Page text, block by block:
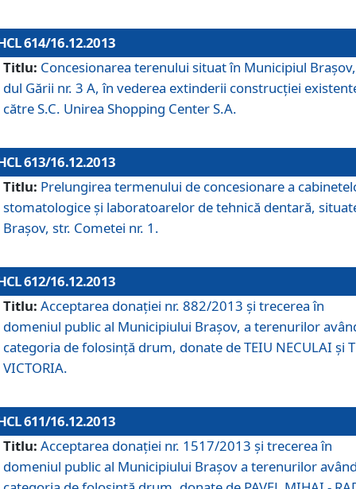
614/16.12.2013
Titlu: Concesionarea terenului situat în Municipiul
dul Gării nr. 3 A, în vederea extinderii construcţiei
către S.C. Unirea Shopping Center S.A.
613/16.12.2013
Titlu: Prelungirea termenului de concesionare a
stomatologice şi laboratoarelor de tehnică dentară,
Braşov, str. Cometei nr. 1.
612/16.12.2013
Titlu: Acceptarea donaţiei nr. 882/2013 şi trecerea în
domeniul public al Municipiului Braşov, a terenurilor
categoria de folosinţă drum, donate de TEIU NECULAI şi
VICTORIA.
611/16.12.2013
Titlu: Acceptarea donaţiei nr. 1517/2013 şi trecerea în
domeniul public al Municipiului Braşov a terenurilor